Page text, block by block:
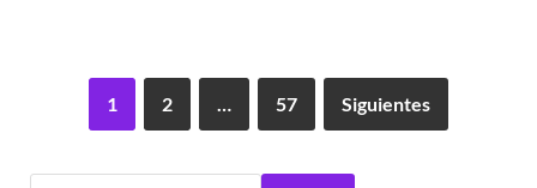
1 2 57 Siguientes